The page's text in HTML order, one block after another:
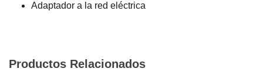
Adaptador a la red eléctrica
Productos Relacionados